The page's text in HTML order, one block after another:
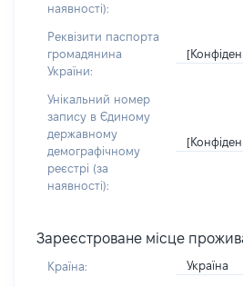
наявності):
Реквізити паспорта
громадянина
України:
Унікальний номер
запису в Єдиному
державному
демографічному
реєстрі (за
наявності):
Зареєстроване місце
Країна: Україна